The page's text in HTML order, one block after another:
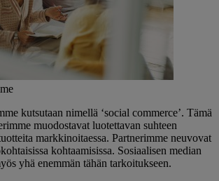
kutsutaan nimellä ‘social commerce’. Tämä
muodostavat luotettavan suhteen
markkinoitaessa. Partnerimme neuvovat
kohtaamisissa. Sosiaalisen median
yhä enemmän tähän tarkoitukseen.